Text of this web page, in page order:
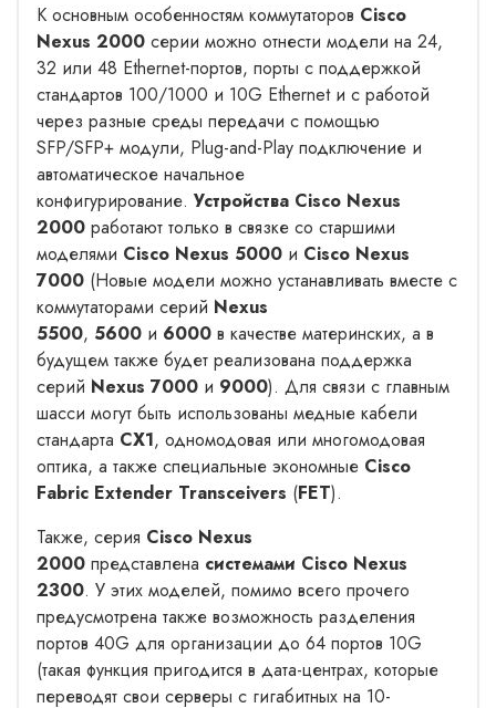
К основным особенностям коммутаторов Cisco
Nexus 2000 серии можно отнести модели на 24,
32 или 48 Ethernet-портов, порты с поддержкой
стандартов 100/1000 и 10G Ethernet и с работой
через разные среды передачи с помощью
SFP/SFP+ модули, Plug-and-Play подключение и
автоматическое начальное
конфигурирование. Устройства Cisco Nexus
2000 работают только в связке со старшими
моделями Cisco Nexus 5000 и Cisco Nexus
7000 (Новые модели можно устанавливать вместе с
коммутаторами серий Nexus
5500, 5600 и 6000 в качестве материнских, а в
будущем также будет реализована поддержка
серий Nexus 7000 и 9000). Для связи с главным
шасси могут быть использованы медные кабели
стандарта CX1, одномодовая или многомодовая
оптика, а также специальные экономные Cisco
Fabric Extender Transceivers (FET).
Также, серия Cisco Nexus
2000 представлена системами Cisco Nexus
2300. У этих моделей, помимо всего прочего
предусмотрена также возможность разделения
портов 40G для организации до 64 портов 10G
(такая функция пригодится в дата-центрах, которые
переводят свои серверы с гигабитных на 10-